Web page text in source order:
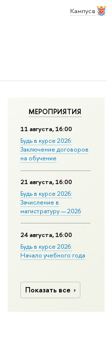
Кампус в
МЕРОПРИЯТИЯ
11 августа, 16:00
Будь в курсе 2026:
Заключение договоров
на обучение
21 августа, 16:00
Будь в курсе 2026:
Зачисление в
магистратуру — 2026
24 августа, 16:00
Будь в курсе 2026:
Начало учебного года
Показать все